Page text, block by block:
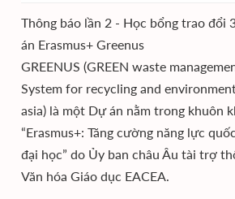
Thông báo lần 2 - Học bổng trao đổi
án Erasmus+ Greenus
GREENUS (GREEN waste
System for recycling and
asia) là một Dự án nằm trong khuôn
“Erasmus+: Tăng cường năng lực
đại học” do Ủy ban châu Âu tài trợ
Văn hóa Giáo dục EACEA.